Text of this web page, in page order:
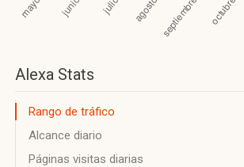
Alexa Stats
Rango de tráfico
Alcance diario
Páginas visitas diarias